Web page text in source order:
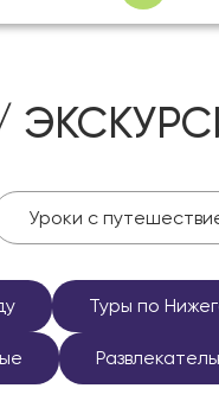
Уроки с
Туры по